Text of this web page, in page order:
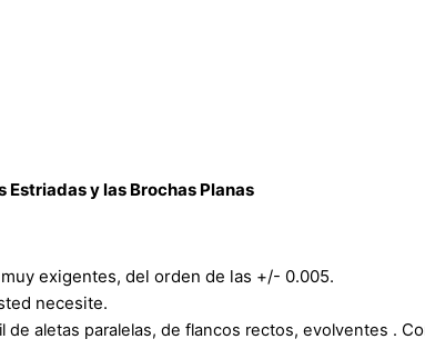
Estriadas y las Brochas Planas
exigentes, del orden de las +/- 0.005.
necesite.
de aletas paralelas, de flancos rectos, evolventes .